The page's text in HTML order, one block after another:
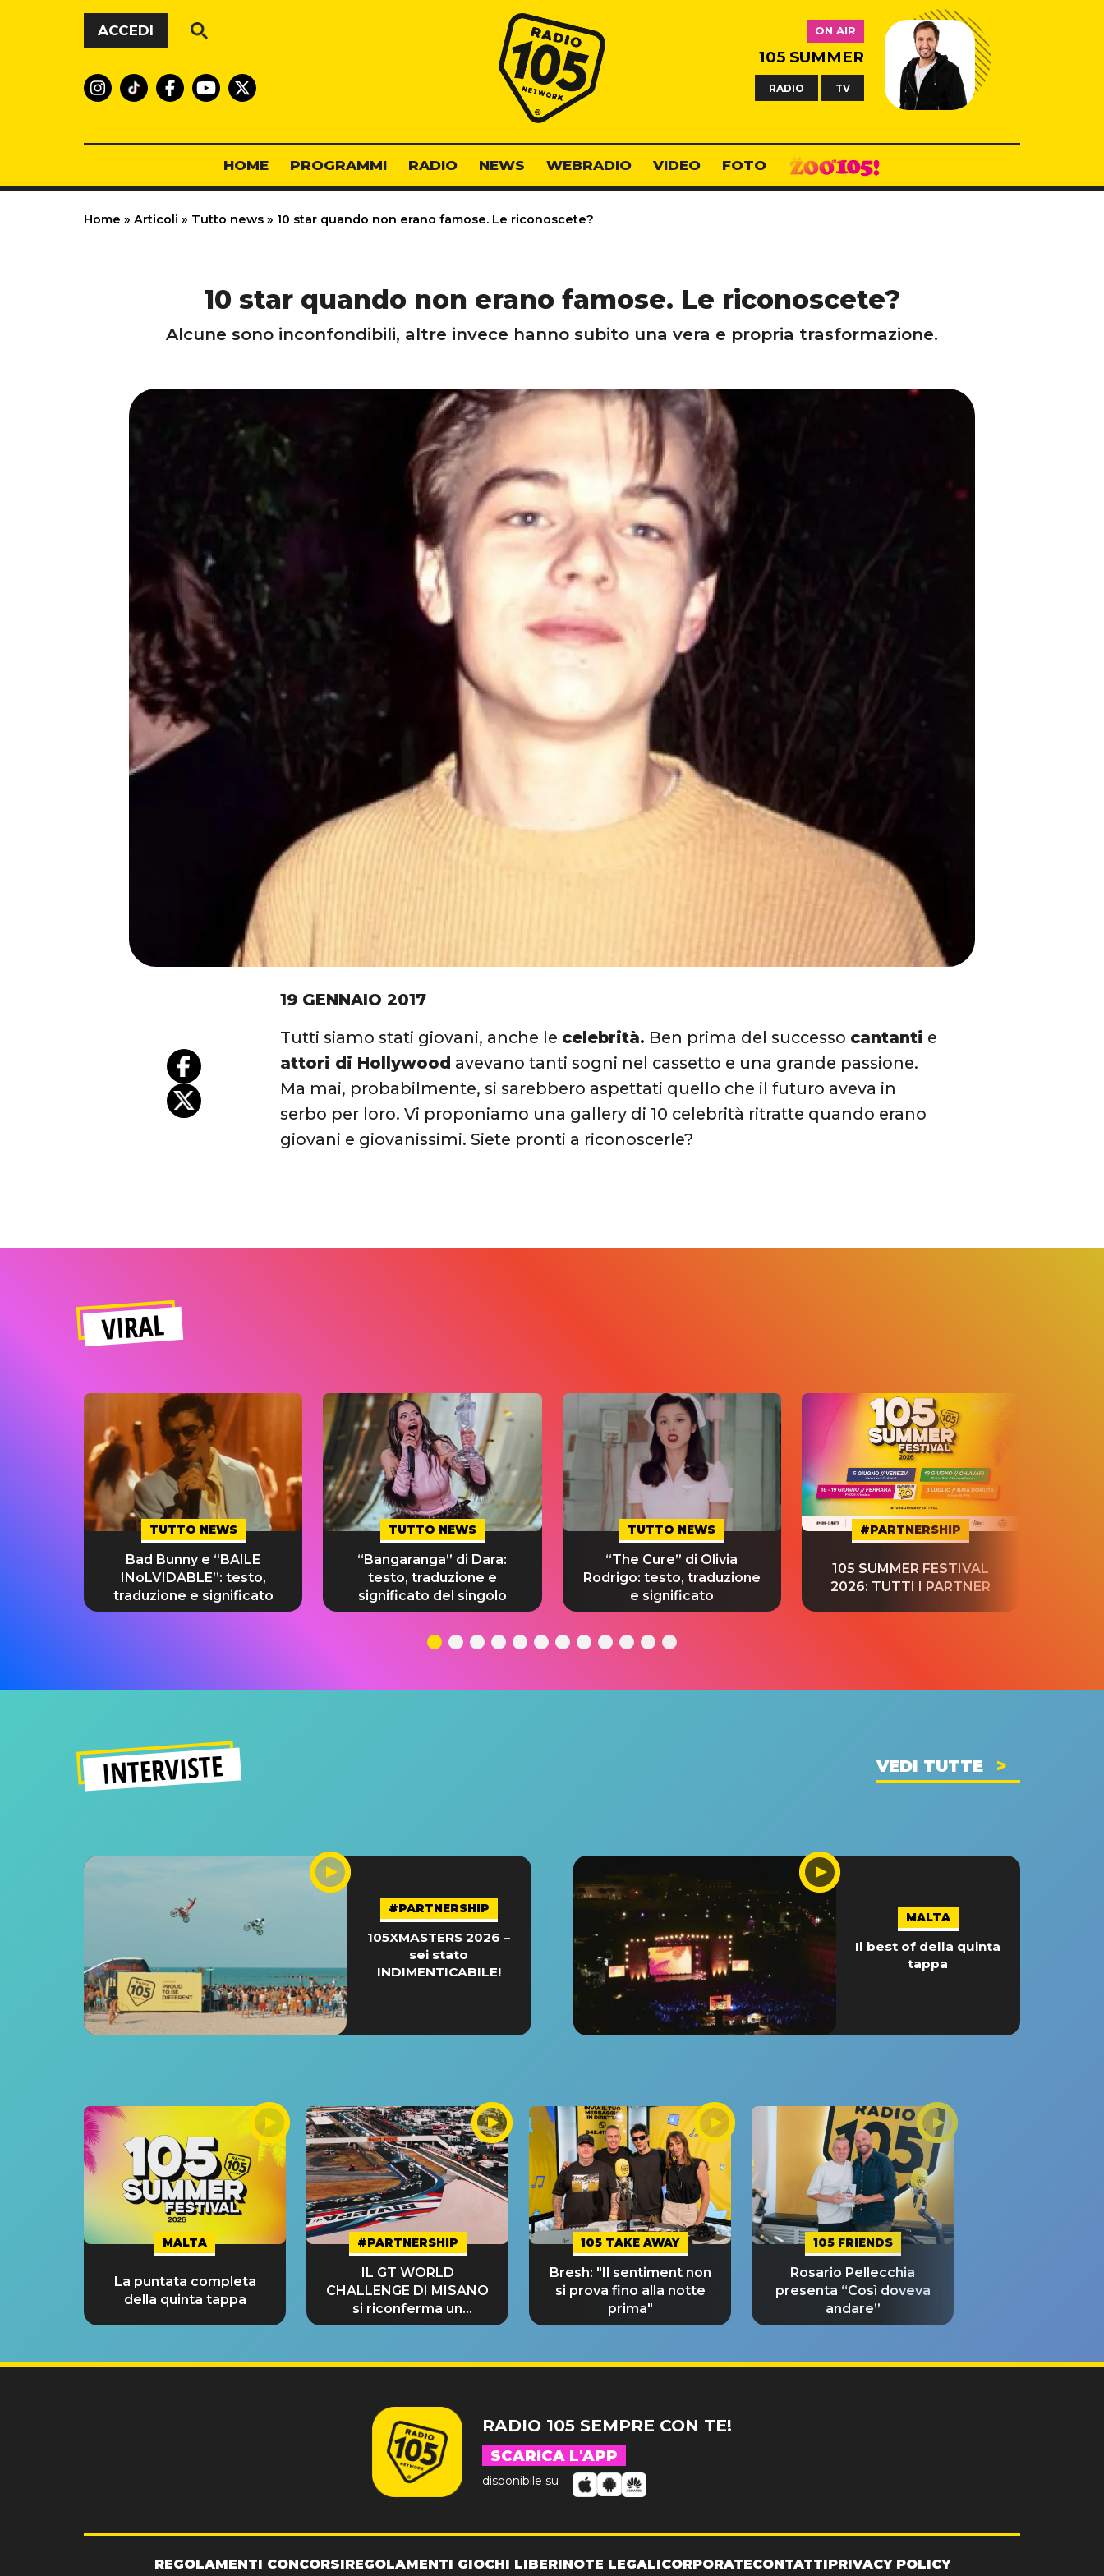
Vai al contenuto
ACCEDI
Radio 105
ON AIR
105 SUMMER
RADIO TV
HOME PROGRAMMI RADIO NEWS WEBRADIO VIDEO FOTO
Home » Articoli » Tutto news » 10 star quando non erano famose. Le riconoscete?
10 star quando non erano famose. Le riconoscete?
Alcune sono inconfondibili, altre invece hanno subito una vera e propria trasformazione.
19 GENNAIO 2017
Tutti siamo stati giovani, anche le celebrità. Ben prima del successo cantanti e
attori di Hollywood avevano tanti sogni nel cassetto e una grande passione.
Ma mai, probabilmente, si sarebbero aspettati quello che il futuro aveva in
serbo per loro. Vi proponiamo una gallery di 10 celebrità ritratte quando erano
giovani e giovanissimi. Siete pronti a riconoscerle?
VIRAL
TUTTO NEWS
Bad Bunny e “BAILE
INoLVIDABLE”: testo,
traduzione e significato
TUTTO NEWS
“Bangaranga” di Dara:
testo, traduzione e
significato del singolo
TUTTO NEWS
“The Cure” di Olivia
Rodrigo: testo, traduzione
e significato
#PARTNERSHIP
105 SUMMER FESTIVAL
2026: TUTTI I PARTNER
INTERVISTE VEDI TUTTE
#PARTNERSHIP
105XMASTERS 2026 –
sei stato
INDIMENTICABILE!
MALTA
Il best of della quinta
tappa
MALTA
La puntata completa
della quinta tappa
#PARTNERSHIP
IL GT WORLD
CHALLENGE DI MISANO
si riconferma un
GRANDE SUCCESSO!
105 TAKE AWAY
Bresh: "Il sentiment non
si prova fino alla notte
prima"
105 FRIENDS
Rosario Pellecchia
presenta “Così doveva
andare”
RADIO 105 SEMPRE CON TE!
SCARICA L'APP
disponibile su
REGOLAMENTI CONCORSIREGOLAMENTI GIOCHI LIBERINOTE LEGALICORPORATECONTATTIPRIVACY POLICY